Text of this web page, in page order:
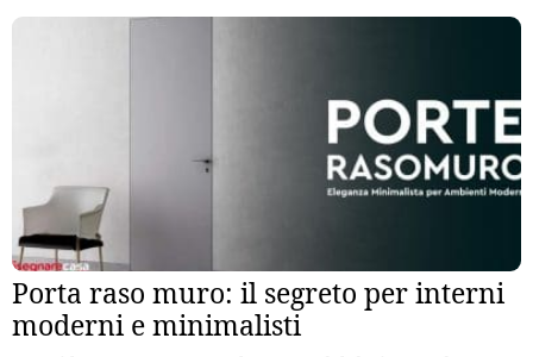
Porta raso muro: il segreto per interni
moderni e minimalisti